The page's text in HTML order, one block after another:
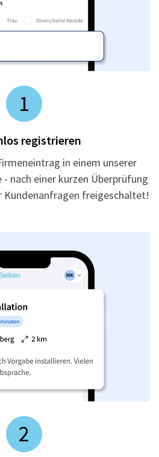
1
registrieren
in einem unserer
- nach einer kurzen Überprüfung
freigeschaltet!
2